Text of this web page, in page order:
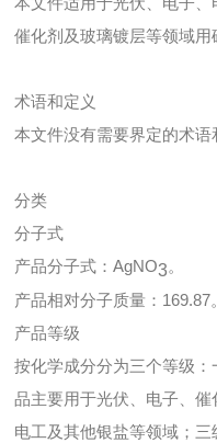
催化剂及玻璃镀层等领域用
术语和定义
本文件没有需要界定的术语
分类
分子式
产品分子式：AgNO3。
产品相对分子质量：169.87。
产品等级
按化学成分分为三个等级
品主要用于光伏、电子、催
电工及其他银盐等领域；